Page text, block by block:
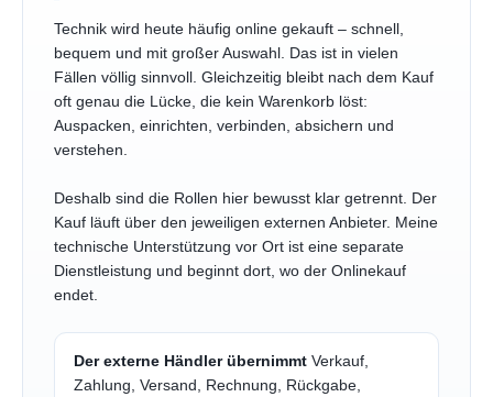
Technik wird heute häufig online gekauft – schnell,
bequem und mit großer Auswahl. Das ist in vielen
Fällen völlig sinnvoll. Gleichzeitig bleibt nach dem Kauf
oft genau die Lücke, die kein Warenkorb löst:
Auspacken, einrichten, verbinden, absichern und
verstehen.
Deshalb sind die Rollen hier bewusst klar getrennt. Der
Kauf läuft über den jeweiligen externen Anbieter. Meine
technische Unterstützung vor Ort ist eine separate
Dienstleistung und beginnt dort, wo der Onlinekauf
endet.
Der externe Händler übernimmt Verkauf,
Zahlung, Versand, Rechnung, Rückgabe,